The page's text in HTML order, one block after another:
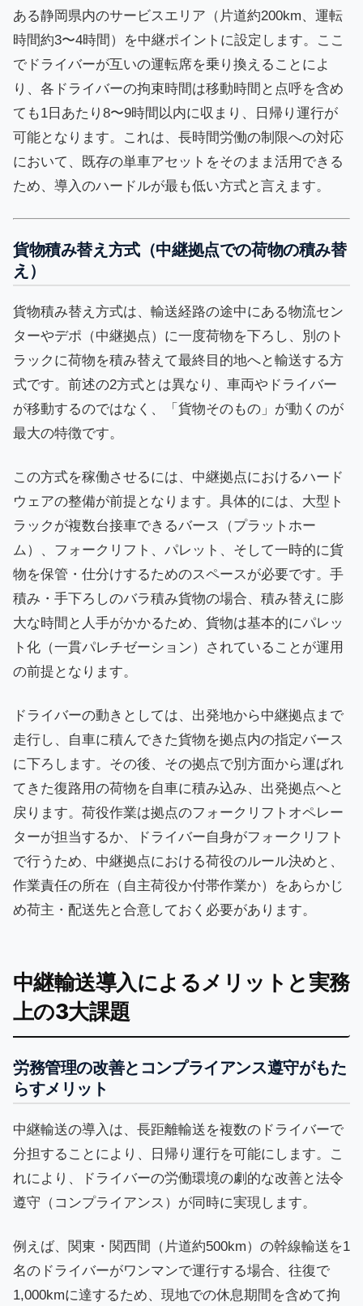
ある静岡県内のサービスエリア（片道約200km、運転
時間約3〜4時間）を中継ポイントに設定します。ここ
でドライバーが互いの運転席を乗り換えることによ
り、各ドライバーの拘束時間は移動時間と点呼を含め
ても1日あたり8〜9時間以内に収まり、日帰り運行が
可能となります。これは、長時間労働の制限への対応
において、既存の単車アセットをそのまま活用できる
ため、導入のハードルが最も低い方式と言えます。
貨物積み替え方式（中継拠点での荷物の積み替
え）
貨物積み替え方式は、輸送経路の途中にある物流セン
ターやデポ（中継拠点）に一度荷物を下ろし、別のト
ラックに荷物を積み替えて最終目的地へと輸送する方
式です。前述の2方式とは異なり、車両やドライバー
が移動するのではなく、「貨物そのもの」が動くのが
最大の特徴です。
この方式を稼働させるには、中継拠点におけるハード
ウェアの整備が前提となります。具体的には、大型ト
ラックが複数台接車できるバース（プラットホー
ム）、フォークリフト、パレット、そして一時的に貨
物を保管・仕分けするためのスペースが必要です。手
積み・手下ろしのバラ積み貨物の場合、積み替えに膨
大な時間と人手がかかるため、貨物は基本的にパレッ
ト化（一貫パレチゼーション）されていることが運用
の前提となります。
ドライバーの動きとしては、出発地から中継拠点まで
走行し、自車に積んできた貨物を拠点内の指定バース
に下ろします。その後、その拠点で別方面から運ばれ
てきた復路用の荷物を自車に積み込み、出発拠点へと
戻ります。荷役作業は拠点のフォークリフトオペレー
ターが担当するか、ドライバー自身がフォークリフト
で行うため、中継拠点における荷役のルール決めと、
作業責任の所在（自主荷役か付帯作業か）をあらかじ
め荷主・配送先と合意しておく必要があります。
中継輸送導入によるメリットと実務
上の3大課題
労務管理の改善とコンプライアンス遵守がもた
らすメリット
中継輸送の導入は、長距離輸送を複数のドライバーで
分担することにより、日帰り運行を可能にします。こ
れにより、ドライバーの労働環境の劇的な改善と法令
遵守（コンプライアンス）が同時に実現します。
例えば、関東・関西間（片道約500km）の幹線輸送を1
名のドライバーがワンマンで運行する場合、往復で
1,000kmに達するため、現地での休息期間を含めて拘